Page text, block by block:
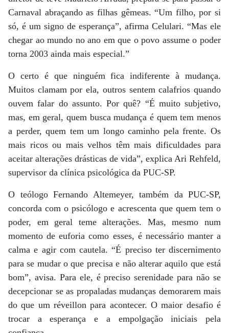
Carnaval abraçando as filhas gêmeas. “Um filho, por si
só, é um signo de esperança”, afirma Celulari. “Mas ele
chegar ao mundo no ano em que o povo assume o poder
torna 2003 ainda mais especial.”
O certo é que ninguém fica indiferente à mudança.
Muitos clamam por ela, outros sentem calafrios quando
ouvem falar do assunto. Por quê? “É muito subjetivo,
mas, em geral, quem busca mudança é quem tem menos
a perder, quem tem um longo caminho pela frente. Os
mais ricos ou mais velhos têm mais dificuldades para
aceitar alterações drásticas de vida”, explica Ari Rehfeld,
supervisor da clínica psicológica da PUC-SP.
O teólogo Fernando Altemeyer, também da PUC-SP,
concorda com o psicólogo e acrescenta que quem tem o
poder, em geral teme alterações. Mas, mesmo num
momento de euforia como esses, é necessário manter a
calma e agir com cautela. “É preciso ter discernimento
para se mudar o que precisa e não alterar aquilo que está
bom”, avisa. Para ele, é preciso serenidade para não se
decepcionar se as propaladas mudanças demorarem mais
do que um réveillon para acontecer. O maior desafio é
trocar a esperança e a empolgação iniciais pela